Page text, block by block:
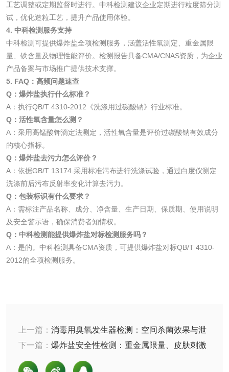
工艺调整或定期监督时进行。中科检测建议企业定期进行粒度筛分测
试，优化造粒工艺，提升产品使用体验。
4. 中科检测服务支持
中科检测可提供爆炸盐全项检测服务，涵盖活性氧测定、重金属限
量、铁含量及物理性能评价。检测报告具备CMA/CNAS资质，为企业
产品备案与市场推广提供技术支撑。
5. FAQ：高频问题速查
Q：爆炸盐执行什么标准？
A：执行QB/T 4310-2012《洗涤用过碳酸钠》行业标准。
Q：活性氧含量怎么测？
A：采用高锰酸钾滴定法测定，活性氧含量是评价过碳酸钠有效成分
的核心指标。
Q：爆炸盐去污力怎么评价？
A：依据GB/T 13174.采用标准污布进行洗涤试验，通过白度仪测定
洗涤前后污布反射率变化计算去污力。
Q：包装标识有什么要求？
A：需标注产品名称、成分、净含量、生产日期、保质期、使用说明
及安全警示语，确保消费者知情权。
Q：中科检测能提供爆炸盐对标检测服务吗？
A：是的。中科检测具备CMA资质，可提供爆炸盐对标QB/T 4310-
2012的全项检测服务。
上一篇： 消毒用臭氧发生器检测：空间杀菌效果与泄
漏安全 | 中科检测
下一篇： 爆炸盐安全性检测：重金属限量、皮肤刺激
与误食风险评估 | 中科检测
检测
木质净水用活性炭
农药肥料
肥料检测
有机肥检测 钾肥检测
磷酸肥料检测
化工试剂
乳酸钠检测
化工助剂检测 涂料助剂检测
颜料油墨
油墨检测